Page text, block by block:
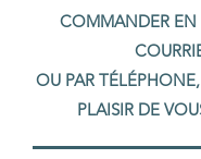
COMMANDER EN
OU PAR
PLAISIR DE